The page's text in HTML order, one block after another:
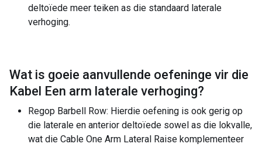
deltoïede meer teiken as die standaard laterale
verhoging.
Wat is goeie aanvullende oefeninge vir die
Kabel Een arm laterale verhoging?
Regop Barbell Row: Hierdie oefening is ook gerig op
die laterale en anterior deltoïede sowel as die lokvalle,
wat die Cable One Arm Lateral Raise komplementeer